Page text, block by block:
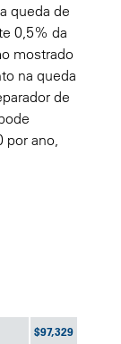
queda de
0,5% da
mostrado
na queda
de
ano,
$97,329